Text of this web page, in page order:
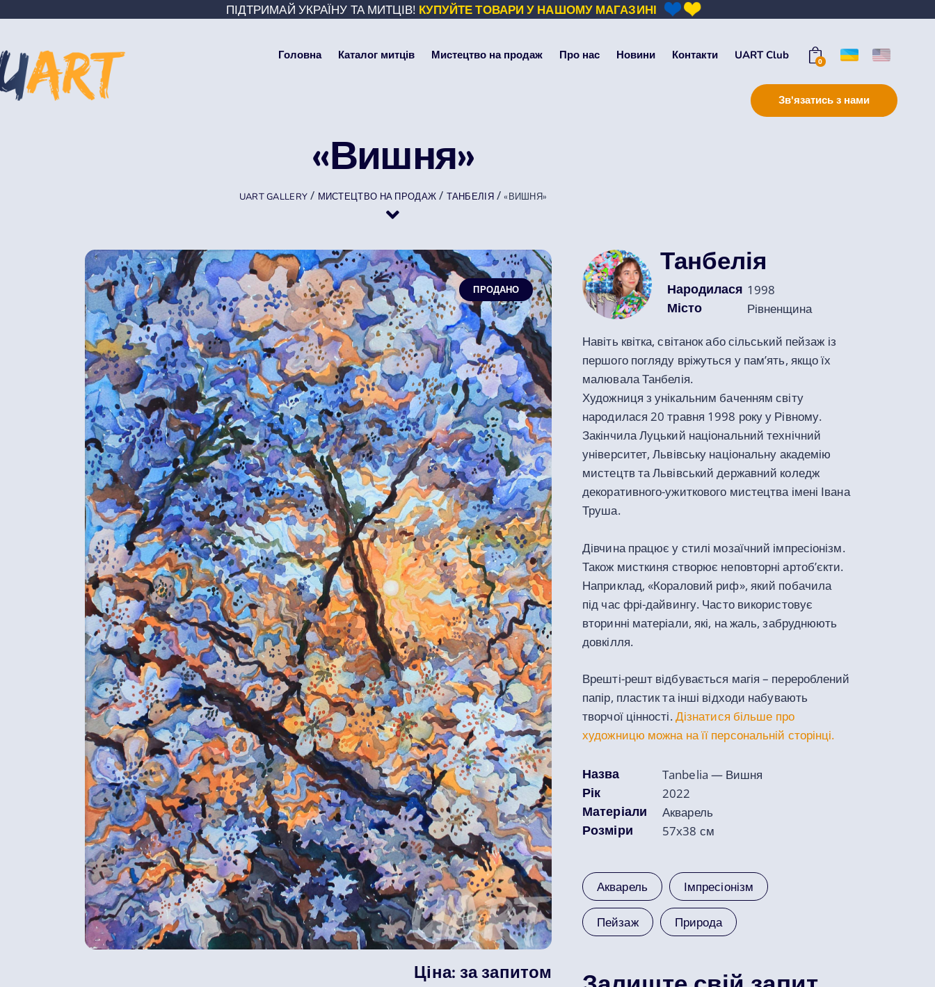
ПІДТРИМАЙ УКРАЇНУ ТА МИТЦІВ! КУПУЙТЕ ТОВАРИ У НАШОМУ МАГАЗИНІ
Головна Каталог митців Мистецтво на продаж Про нас Новини Контакти UART Club 0
Зв'язатись з нами
«Вишня»
UART GALLERY / МИСТЕЦТВО НА ПРОДАЖ / ТАНБЕЛІЯ/«ВИШНЯ»
ПРОДАНО
Ціна: за запитом
Танбелія
Народилася 1998
Місто Рівненщина
Навіть квітка, світанок або сільський пейзаж із
першого погляду вріжуться у пам’ять, якщо їх
малювала Танбелія.
Художниця з унікальним баченням світу
народилася 20 травня 1998 року у Рівному.
Закінчила Луцький національний технічний
університет, Львівську національну академію
мистецтв та Львівський державний коледж
декоративного-ужиткового мистецтва імені Івана
Труша.
Дівчина працює у стилі мозаїчний імпресіонізм.
Також мисткиня створює неповторні артоб’єкти.
Наприклад, «Кораловий риф», який побачила
під час фрі-дайвингу. Часто використовує
вторинні матеріали, які, на жаль, забруднюють
довкілля.
Врешті-решт відбувається магія – перероблений
папір, пластик та інші відходи набувають
творчої цінності.Дізнатися більше про
художницю можна на її персональній сторінці.
Назва Tanbelia — Вишня
Рік 2022
Матеріали Акварель
Розміри 57x38 см
Акварель Імпресіонізм
Пейзаж Природа